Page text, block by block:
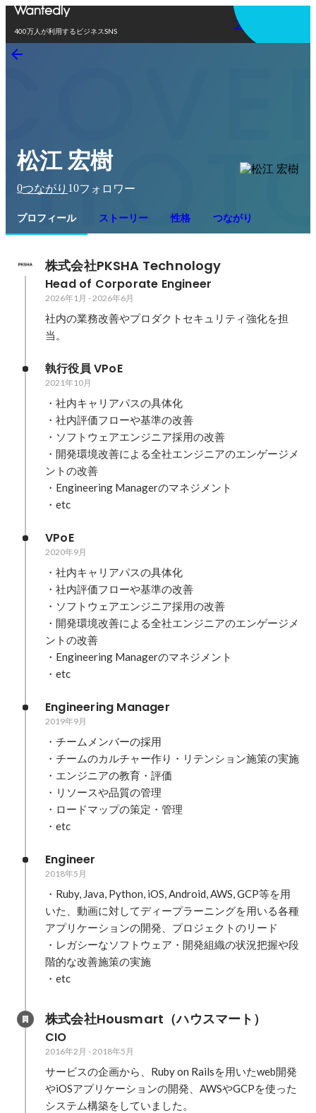
400万人が利用するビジネスSNS
アプリを使う
松江 宏樹
0つながり 10フォロワー
プロフィール ストーリー 性格 つながり
株式会社PKSHA Technology
Head of Corporate Engineer
2026年1月 -2026年6月
社内の業務改善やプロダクトセキュリティ強化を担
当。
執行役員 VPoE
2021年10月
・社内キャリアパスの具体化
・社内評価フローや基準の改善
・ソフトウェアエンジニア採用の改善
・開発環境改善による全社エンジニアのエンゲージメ
ントの改善
・Engineering Managerのマネジメント
・etc
VPoE
2020年9月
・社内キャリアパスの具体化
・社内評価フローや基準の改善
・ソフトウェアエンジニア採用の改善
・開発環境改善による全社エンジニアのエンゲージメ
ントの改善
・Engineering Managerのマネジメント
・etc
Engineering Manager
2019年9月
・チームメンバーの採用
・チームのカルチャー作り・リテンション施策の実施
・エンジニアの教育・評価
・リソースや品質の管理
・ロードマップの策定・管理
・etc
Engineer
2018年5月
・Ruby, Java, Python, iOS, Android, AWS, GCP等を用
いた、動画に対してディープラーニングを用いる各種
アプリケーションの開発、プロジェクトのリード
・レガシーなソフトウェア・開発組織の状況把握や段
階的な改善施策の実施
・etc
株式会社Housmart（ハウスマート）
CIO
2016年2月 -2018年5月
サービスの企画から、Ruby on Railsを用いたweb開発
やiOSアプリケーションの開発、AWSやGCPを使った
システム構築をしていました。